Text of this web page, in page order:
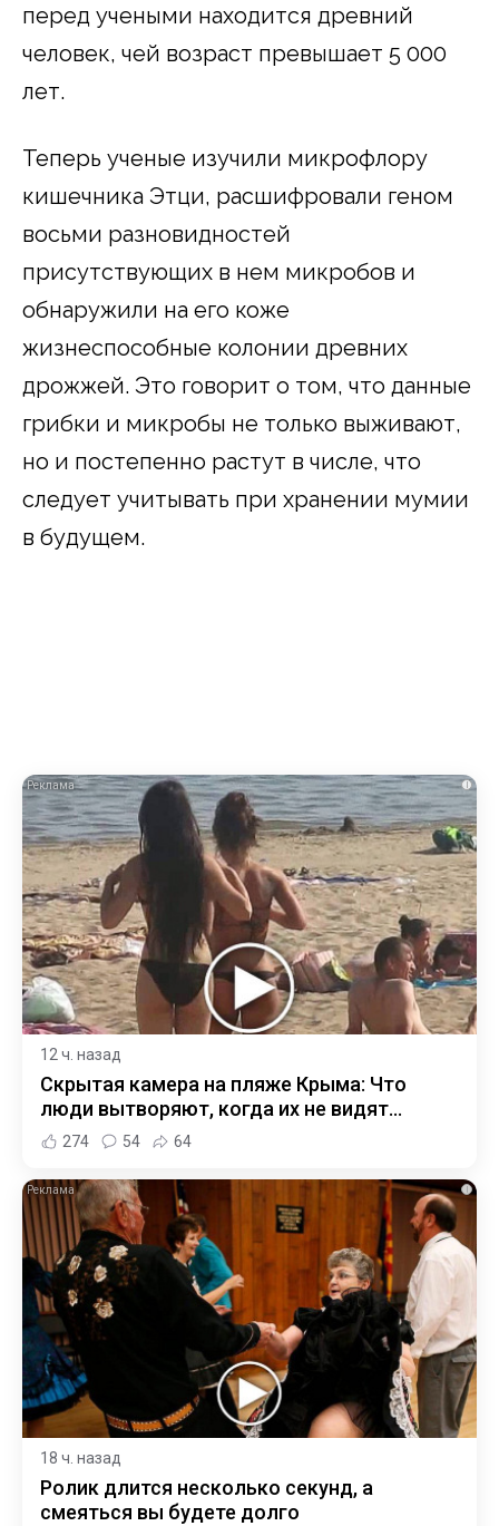
перед учеными находится древний
человек, чей возраст превышает 5 000
лет.
Теперь ученые изучили микрофлору
кишечника Этци, расшифровали геном
восьми разновидностей
присутствующих в нем микробов и
обнаружили на его коже
жизнеспособные колонии древних
дрожжей. Это говорит о том, что данные
грибки и микробы не только выживают,
но и постепенно растут в числе, что
следует учитывать при хранении мумии
в будущем.
i
12 ч. назад
Скрытая камера на пляже Крыма: Что
люди вытворяют, когда их не видят...
274 54 64
i
18 ч. назад
Ролик длится несколько секунд, а
смеяться вы будете долго